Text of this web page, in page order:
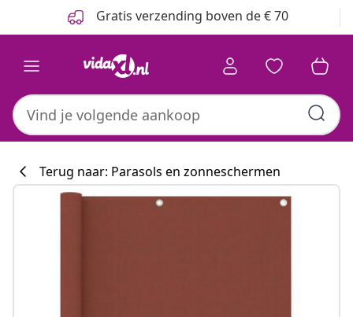
Gratis verzending boven de € 70
Terug naar: Parasols en zonneschermen